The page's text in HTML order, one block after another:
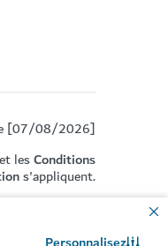
[07/08/2026]
et lesConditions
s'appliquent.